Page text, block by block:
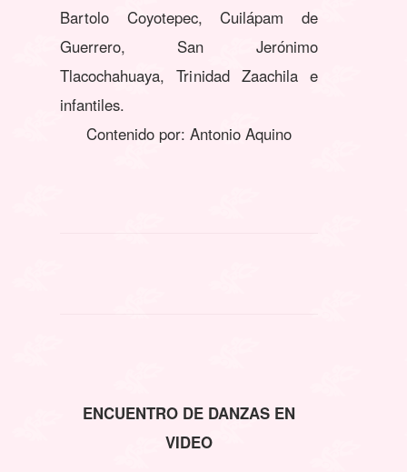
Bartolo Coyotepec, Cuilápam de
Guerrero, San Jerónimo
Tlacochahuaya, Trinidad Zaachila e
infantiles.
Contenido por: Antonio Aquino
ENCUENTRO DE DANZAS EN
VIDEO